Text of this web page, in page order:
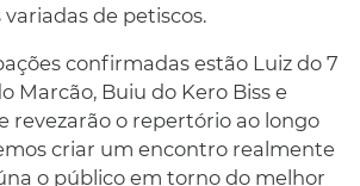
de petiscos.
confirmadas estão Luiz do 7
Marcão, Buiu do Kero Biss e
revezarão o repertório ao longo
criar um encontro realmente
o público em torno do melhor